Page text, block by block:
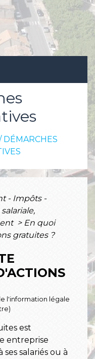
DÉMARCHES
- Impôts -
> En quoi
gratuites ?
l'information légale
est
entreprise
salariés ou à